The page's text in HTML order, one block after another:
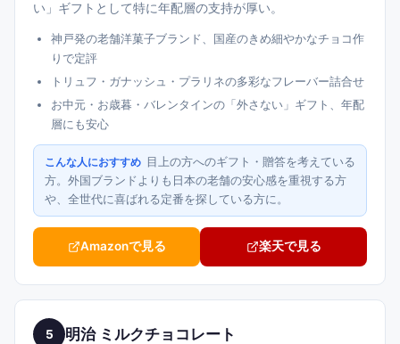
い」ギフトとして特に年配層の支持が厚い。
神戸発の老舗洋菓子ブランド、国産のきめ細やかなチョコ作
りで定評
トリュフ・ガナッシュ・プラリネの多彩なフレーバー詰合せ
お中元・お歳暮・バレンタインの「外さない」ギフト、年配
層にも安心
こんな人におすすめ 目上の方へのギフト・贈答を考えている
方。外国ブランドよりも日本の老舗の安心感を重視する方
や、全世代に喜ばれる定番を探している方に。
Amazonで見る 楽天で見る
5 明治 ミルクチョコレート